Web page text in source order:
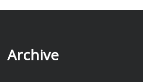
Archive